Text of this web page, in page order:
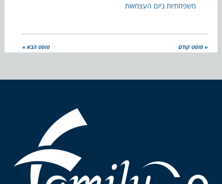
משפחתיות ביום העצמאות
« פוסט קודם פוסט הבא »